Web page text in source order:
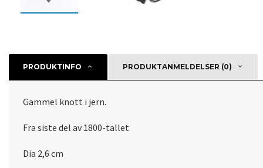
PRODUKTINFO PRODUKTANMELDELSER (0)
Gammel knott i jern.
Fra siste del av 1800-tallet
Dia 2,6 cm